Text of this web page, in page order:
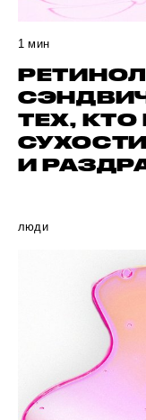
1 мин
ТЕХ,
СУХОСТИ
И
люди